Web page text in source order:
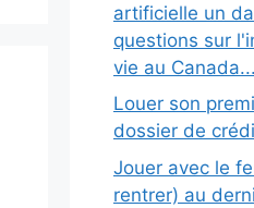
artificielle un
questions sur
vie au Canada...
Louer son
dossier de
Jouer avec le
rentrer) au